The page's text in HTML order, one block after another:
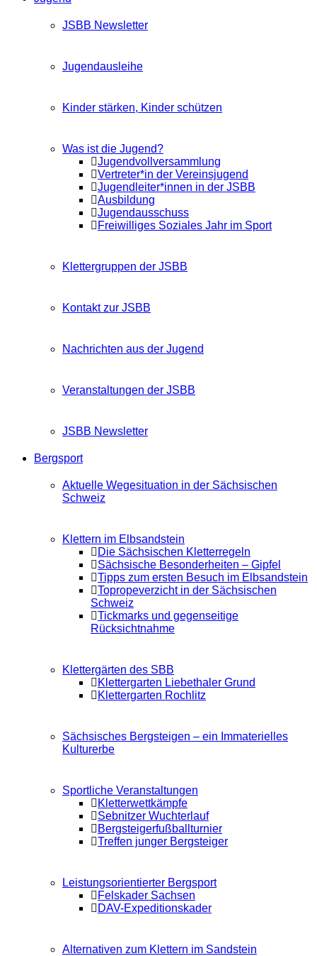
JSBB Newsletter
Jugendausleihe
Kinder stärken, Kinder schützen
Was ist die Jugend?
Jugendvollversammlung
Vertreter*in der Vereinsjugend
Jugendleiter*innen in der JSBB
Ausbildung
Jugendausschuss
Freiwilliges Soziales Jahr im Sport
Klettergruppen der JSBB
Kontakt zur JSBB
Nachrichten aus der Jugend
Veranstaltungen der JSBB
JSBB Newsletter
Bergsport
Aktuelle Wegesituation in der Sächsischen
Schweiz
Klettern im Elbsandstein
Die Sächsischen Kletterregeln
Sächsische Besonderheiten – Gipfel
Tipps zum ersten Besuch im Elbsandstein
Topropeverzicht in der Sächsischen
Schweiz
Tickmarks und gegenseitige
Rücksichtnahme
Klettergärten des SBB
Klettergarten Liebethaler Grund
Klettergarten Rochlitz
Sächsisches Bergsteigen – ein Immaterielles
Kulturerbe
Sportliche Veranstaltungen
Kletterwettkämpfe
Sebnitzer Wuchterlauf
Bergsteigerfußballturnier
Treffen junger Bergsteiger
Leistungsorientierter Bergsport
Felskader Sachsen
DAV-Expeditionskader
Alternativen zum Klettern im Sandstein